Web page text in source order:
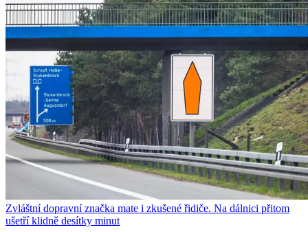
Zvláštní dopravní značka mate i zkušené řidiče. Na dálnici přitom
ušetří klidně desítky minut